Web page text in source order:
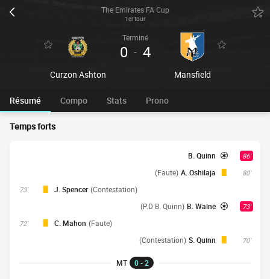
The Emirates FA Cup
1er tour
Curzon Ashton
Terminé
0 - 4
Mansfield
Résumé Compo Stats Prono
Temps forts
86'
B. Quinn
80'
A. Oshilaja
(Faute)
73' J. Spencer (Contestation)
73'
B. Waine
(P.D B. Quinn)
72' C. Mahon (Faute)
70'
S. Quinn
(Contestation)
MT 0 - 2